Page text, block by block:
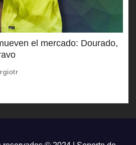
el mercado: Dourado,